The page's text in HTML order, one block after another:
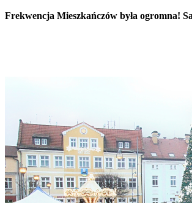
Frekwencja Mieszkańczów była ogromna!